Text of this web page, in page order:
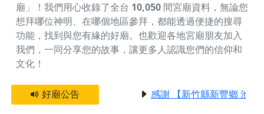
廟」！我們用心收錄了全台 10,050 間宮廟資料，無論您
想拜哪位神明、在哪個地區參拜，都能透過便捷的搜尋
功能，找到與您有緣的好廟。 也歡迎各地宮廟朋友加入
我們，一同分享您的故事，讓更多人認識您們的信仰和
文化！
好廟公告 感謝 【新竹縣新豐鄉 池和